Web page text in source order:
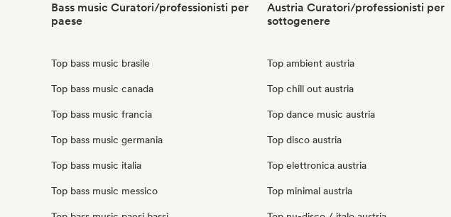
Bass music Curatori/professionisti per
paese
Top bass music brasile
Top bass music canada
Top bass music francia
Top bass music germania
Top bass music italia
Top bass music messico
Austria Curatori/professionisti per
sottogenere
Top ambient austria
Top chill out austria
Top dance music austria
Top disco austria
Top elettronica austria
Top minimal austria